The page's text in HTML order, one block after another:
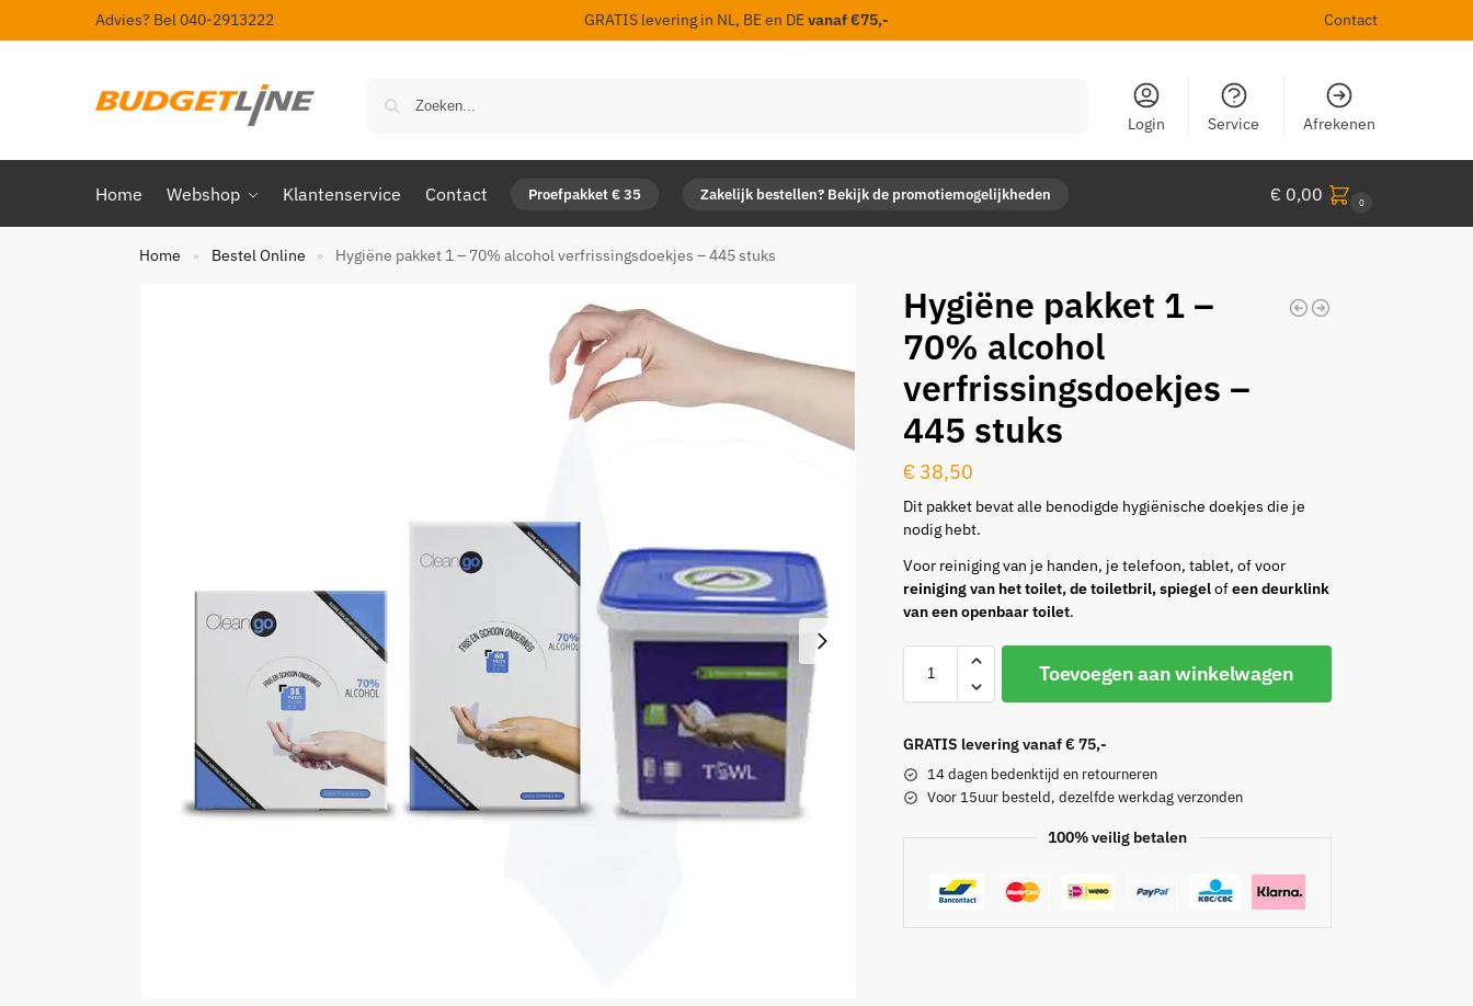
Advies? Bel 040-2913222 GRATIS levering in NL, BE en DEvanaf €75,- Contact
Login Service Afrekenen
Home Webshop Klantenservice Contact Proefpakket € 35 Zakelijk bestellen? Bekijk de promotiemogelijkheden € 0,00 0
Home » Bestel Online » Hygiëne pakket 1 – 70% alcohol verfrissingsdoekjes – 445 stuks
Hygiëne pakket 1 –
70% alcohol
verfrissingsdoekjes –
445 stuks
€ 38,50
Dit pakket bevat alle benodigde hygiënische doekjes die je
nodig hebt.
Voor reiniging van je handen, je telefoon, tablet, of voor
reiniging van het toilet, de toiletbril, spiegelofeen deurklink
van een openbaar toilet.
Toevoegen aan winkelwagen
GRATIS levering vanaf € 75,-
14 dagen bedenktijd en retourneren
Voor 15uur besteld, dezelfde werkdag verzonden
100% veilig betalen